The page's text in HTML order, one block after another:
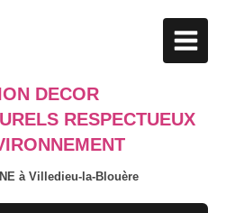
DECOR
RESPECTUEUX
à Villedieu-la-Blouère